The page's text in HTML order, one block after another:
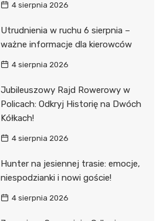
4 sierpnia 2026
Utrudnienia w ruchu 6 sierpnia –
ważne informacje dla kierowców
4 sierpnia 2026
Jubileuszowy Rajd Rowerowy w
Policach: Odkryj Historię na Dwóch
Kółkach!
4 sierpnia 2026
Hunter na jesiennej trasie: emocje,
niespodzianki i nowi goście!
4 sierpnia 2026